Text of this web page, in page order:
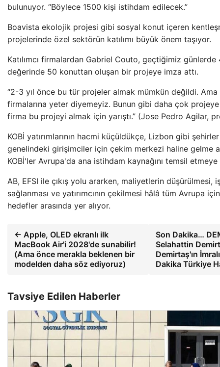
bulunuyor. “Böylece 1500 kişi istihdam edilecek.”
Boavista ekolojik projesi gibi sosyal konut içeren
projelerinde özel sektörün katılımı büyük önem taşıyor.
Katılımcı firmalardan Gabriel Couto, geçtiğimiz
değerinde 50 konuttan oluşan bir projeye imza attı.
“2-3 yıl önce bu tür projeler almak mümkün değildi.
firmalarına yeter diyemeyiz. Bunun gibi daha çok
firma bu projeyi almak için yarıştı.” (Jose Pedro Agilar,
KOBİ yatırımlarının hacmi küçüldükçe, Lizbon gibi
genelindeki girişimciler için çekim merkezi haline gelme
KOBİ'ler Avrupa'da ana istihdam kaynağını temsil
AB, EFSI ile çıkış yolu ararken, maliyetlerin düşürülmesi,
sağlanması ve yatırımcının çekilmesi hâlâ tüm Avrupa
hedefler arasında yer alıyor.
← Apple, OLED ekranlı ilk
MacBook Air'i 2028'de sunabilir!
(Ama önce merakla beklenen bir
modelden daha söz ediyoruz)
Son Dakika…
Selahattin
Demirtaş'ın
Dakika Türkiye
Tavsiye Edilen Haberler